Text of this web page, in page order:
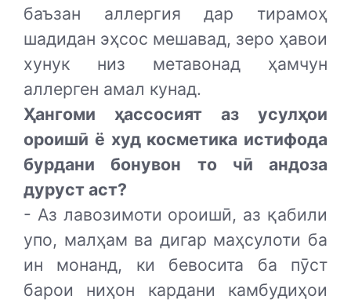
баъзан аллергия дар тирамоҳ
шадидан эҳсос мешавад, зеро ҳавои
хунук низ метавонад ҳамчун
аллерген амал кунад.
Ҳангоми ҳассосият аз усулҳои
ороишӣ ё худ косметика истифода
бурдани бонувон то чӣ андоза
дуруст аст?
- Аз лавозимоти ороишӣ, аз қабили
упо, малҳам ва дигар маҳсулоти ба
ин монанд, ки бевосита ба пӯст
барои ниҳон кардани камбудиҳои